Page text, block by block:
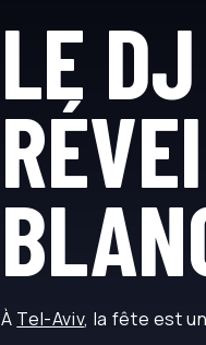
LE
À Tel-Aviv, la fête est